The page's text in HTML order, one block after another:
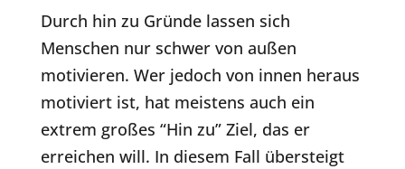
Durch hin zu Gründe lassen sich
Menschen nur schwer von außen
motivieren. Wer jedoch von innen heraus
motiviert ist, hat meistens auch ein
extrem großes “Hin zu” Ziel, das er
erreichen will. In diesem Fall übersteigt